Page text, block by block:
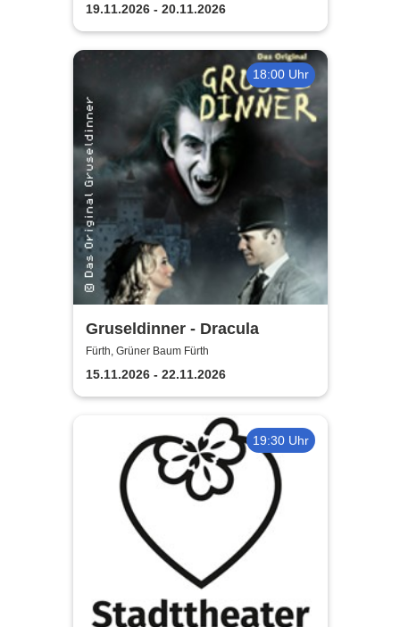
19.11.2026 - 20.11.2026
18:00 Uhr
Gruseldinner - Dracula
Fürth, Grüner Baum Fürth
15.11.2026 - 22.11.2026
19:30 Uhr